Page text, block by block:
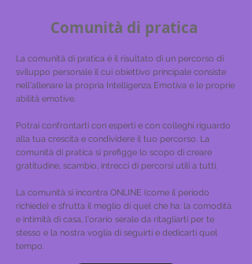
Comunità di pratica
La comunità di pratica è il risultato di un percorso di
sviluppo personale il cui obiettivo principale consiste
nell'allenare la propria Intelligenza Emotiva e le proprie
abilità emotive.
Potrai confrontarti con esperti e con colleghi riguardo
alla tua crescita e condividere il tuo percorso. La
comunità di pratica si prefigge lo scopo di creare
gratitudine, scambio, intrecci di percorsi utili a tutti.
La comunità si incontra ONLINE (come il periodo
richiede) e sfrutta il meglio di quel che ha: la comodità
e intimità di casa, l'orario serale da ritagliarti per te
stesso e la nostra voglia di seguirti e dedicarti quel
tempo.